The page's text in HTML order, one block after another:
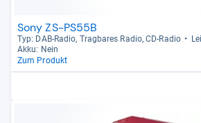
Sony ZS-PS55B
Typ: DAB-​Radio, Trag­ba­res Radio, CD-​Radio
Akku: Nein
Zum Produkt